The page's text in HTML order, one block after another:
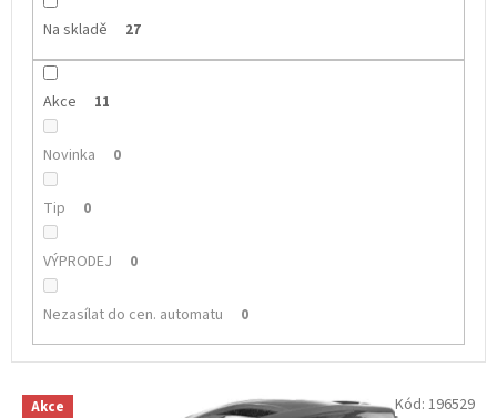
Na skladě 27
Akce 11
Novinka 0
Tip 0
VÝPRODEJ 0
Nezasílat do cen. automatu 0
V Akce Kód: 196529